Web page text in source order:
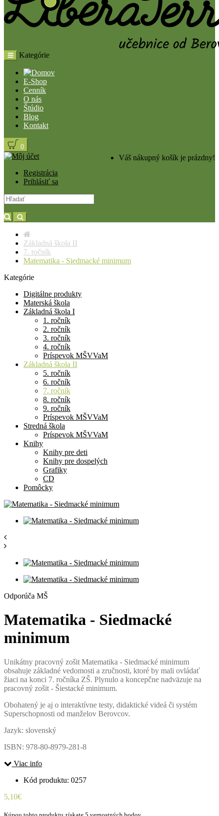
Kategórie
E-Shop
Cenník
O nás
Štúdio
Blog
Kontakt
0
Váš nákupný košík je prázdny!
Registrácia
Prihlásiť sa
Základná škola II
7. ročník
Matematika - Siedmacké minimum
Kategórie
Digitálne produkty
Materská škola
Základná škola I
1. ročník
2. ročník
3. ročník
4. ročník
Príspevok MŠVVaM
Základná škola II
5. ročník
6. ročník
7. ročník
8. ročník
9. ročník
Príspevok MŠVVaM
Stredná škola
Príspevok MŠVVaM
Knihy
Knihy pre deti
Knihy pre dospelých
Grafiky
CD
Pomôcky
Odporúča MŠ
Matematika - Siedmacké
minimum
Unikátny pracovný zošit Matematika - Siedmacké minimum
obsahuje základné vedomosti a zručnosti, ktoré by mali ovládať
žiaci na konci 7. ročníka ZŠ. Plynulo a koncepčne nadväzuje na
pracovný zošit - Šiestacké minimum.
Obohatený je aj o interaktívne testy, didaktické videá či systém
Superschopnosti od manželov Berovcov.
Jazyk: slovenský
ISBN: 978-80-8979-281-8
Viac info
Kód produktu: 0257
5,10€